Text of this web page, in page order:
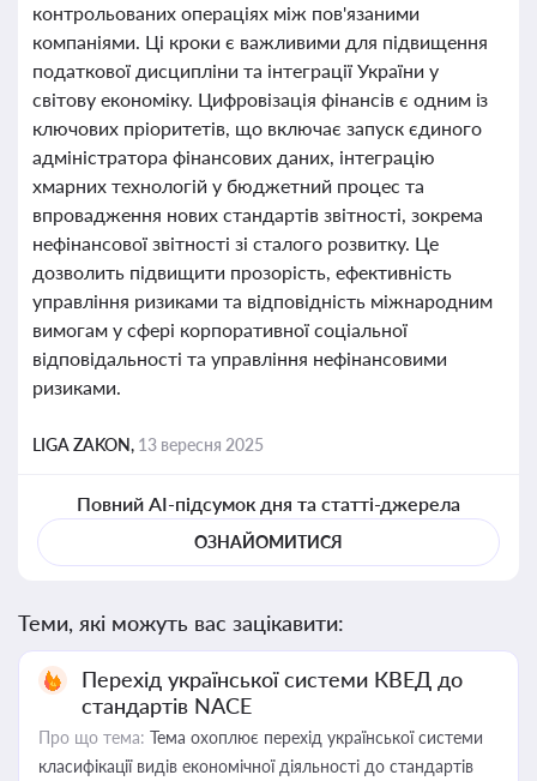
контрольованих операціях між пов'язаними
компаніями. Ці кроки є важливими для підвищення
податкової дисципліни та інтеграції України у
світову економіку. Цифровізація фінансів є одним із
ключових пріоритетів, що включає запуск єдиного
адміністратора фінансових даних, інтеграцію
хмарних технологій у бюджетний процес та
впровадження нових стандартів звітності, зокрема
нефінансової звітності зі сталого розвитку. Це
дозволить підвищити прозорість, ефективність
управління ризиками та відповідність міжнародним
вимогам у сфері корпоративної соціальної
відповідальності та управління нефінансовими
ризиками.
LIGA ZAKON, 13 вересня 2025
Повний AI-підсумок дня та статті-джерела
ОЗНАЙОМИТИСЯ
Теми, які можуть вас зацікавити:
Перехід української системи КВЕД до
стандартів NACE
Про що тема: Тема охоплює перехід української системи
класифікації видів економічної діяльності до стандартів